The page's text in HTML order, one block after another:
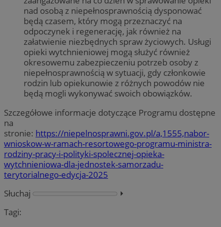
nad osobą z niepełnosprawnością dysponować
będą czasem, który mogą przeznaczyć na
odpoczynek i regenerację, jak również na
załatwienie niezbędnych spraw życiowych. Usługi
opieki wytchnieniowej mogą służyć również
okresowemu zabezpieczeniu potrzeb osoby z
niepełnosprawnością w sytuacji, gdy członkowie
rodzin lub opiekunowie z różnych powodów nie
będą mogli wykonywać swoich obowiązków.
Szczegółowe informacje dotyczące Programu dostępne
na
stronie: https://niepelnosprawni.gov.pl/a,1555,nabor-
wnioskow-w-ramach-resortowego-programu-ministra-
rodziny-pracy-i-polityki-spolecznej-opieka-
wytchnieniowa-dla-jednostek-samorzadu-
terytorialnego-edycja-2025
Słuchaj
⏵︎
Tagi: